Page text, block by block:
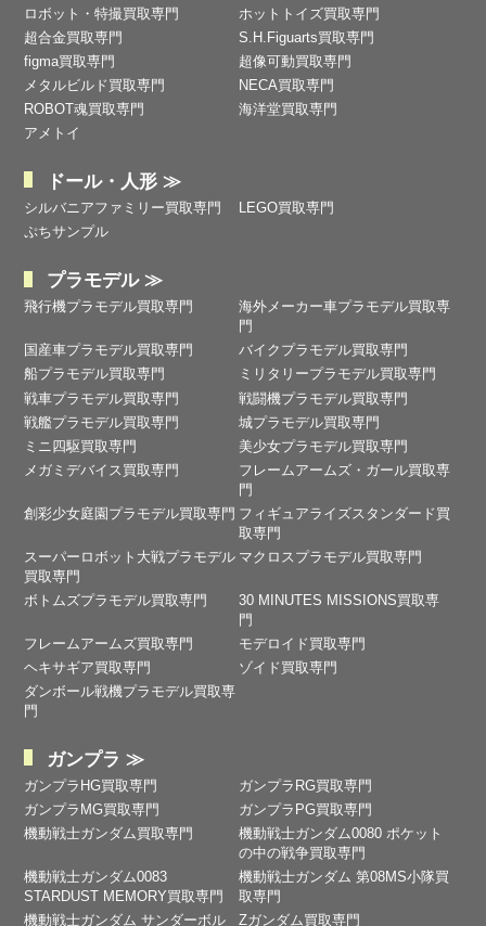
ロボット・特撮買取専門
ホットトイズ買取専門
超合金買取専門
S.H.Figuarts買取専門
figma買取専門
超像可動買取専門
メタルビルド買取専門
NECA買取専門
ROBOT魂買取専門
海洋堂買取専門
アメトイ
ドール・人形 ≫
シルバニアファミリー買取専門
LEGO買取専門
ぷちサンプル
プラモデル ≫
飛行機プラモデル買取専門
海外メーカー車プラモデル買取専
門
国産車プラモデル買取専門
バイクプラモデル買取専門
船プラモデル買取専門
ミリタリープラモデル買取専門
戦車プラモデル買取専門
戦闘機プラモデル買取専門
戦艦プラモデル買取専門
城プラモデル買取専門
ミニ四駆買取専門
美少女プラモデル買取専門
メガミデバイス買取専門
フレームアームズ・ガール買取専
門
創彩少女庭園プラモデル買取専門 フィギュアライズスタンダード買
取専門
スーパーロボット大戦プラモデル
買取専門
マクロスプラモデル買取専門
ボトムズプラモデル買取専門
30 MINUTES MISSIONS買取専
門
フレームアームズ買取専門
モデロイド買取専門
ヘキサギア買取専門
ゾイド買取専門
ダンボール戦機プラモデル買取専
門
ガンプラ ≫
ガンプラHG買取専門
ガンプラRG買取専門
ガンプラMG買取専門
ガンプラPG買取専門
機動戦士ガンダム買取専門
機動戦士ガンダム0080 ポケット
の中の戦争買取専門
機動戦士ガンダム0083
STARDUST MEMORY買取専門
機動戦士ガンダム 第08MS小隊買
取専門
機動戦士ガンダム サンダーボル
Zガンダム買取専門